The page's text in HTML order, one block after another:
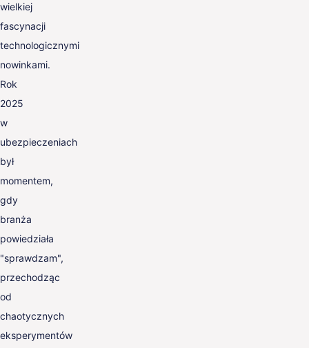
wielkiej
fascynacji
technologicznymi
nowinkami.
Rok
2025
w
ubezpieczeniach
był
momentem,
gdy
branża
powiedziała
"sprawdzam",
przechodząc
od
chaotycznych
eksperymentów